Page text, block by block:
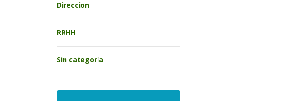
Direccion
RRHH
Sin categoría